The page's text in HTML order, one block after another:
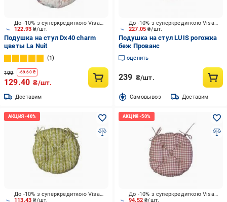
122.93₴/шт.
До -10% з суперкредиткою Visa Вигода
Подушка на стул Dх40 charm
цветы La Nuit
1
199 -69.60₴
129.40 ₴/шт.
Доставим
227.05₴/шт.
До -10% з суперкредиткою Visa Вигода
Подушка на стул LUIS рогожка
беж Прованс
оценить
239 ₴/шт.
Cамовывоз Доставим
113.43₴/шт.
До -10% з суперкредиткою Visa Вигода
94.52₴/шт.
До -10% з суперкредиткою Visa Вигода